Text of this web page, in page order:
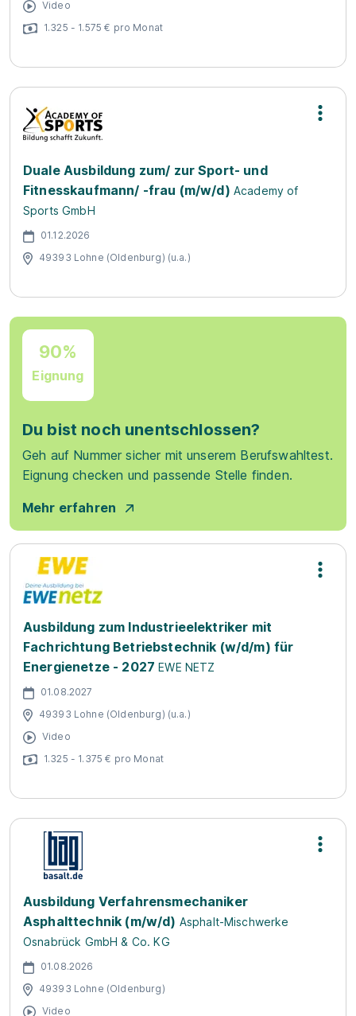
Video
1.325 - 1.575 € pro Monat
Duale Ausbildung zum/ zur Sport- und
Fitnesskaufmann/ -frau (m/w/d) Academy of
Sports GmbH
01.12.2026
49393 Lohne (Oldenburg) (u.a.)
90%
Eignung
Du bist noch unentschlossen?
Geh auf Nummer sicher mit unserem Berufswahltest.
Eignung checken und passende Stelle finden.
Mehr erfahren
Ausbildung zum Industrieelektriker mit
Fachrichtung Betriebstechnik (w/d/m) für
Energienetze - 2027 EWE NETZ
01.08.2027
49393 Lohne (Oldenburg) (u.a.)
Video
1.325 - 1.375 € pro Monat
Ausbildung Verfahrensmechaniker
Asphalttechnik (m/w/d) Asphalt-Mischwerke
Osnabrück GmbH & Co. KG
01.08.2026
49393 Lohne (Oldenburg)
Video